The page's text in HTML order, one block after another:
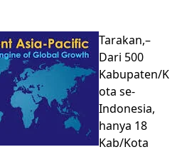
Tarakan,–
Dari 500
Kabupaten/K
ota se-
Indonesia,
hanya 18
Kab/Kota